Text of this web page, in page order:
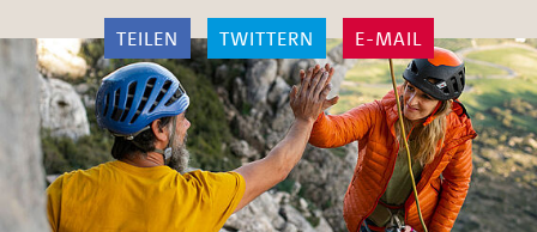
TEILEN TWITTERN E-MAIL